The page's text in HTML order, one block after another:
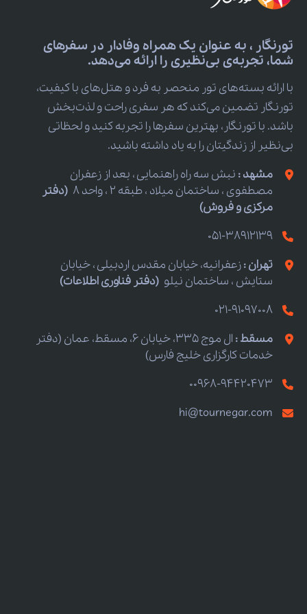
تورنگار ، به عنوان یک همراه وفادار در سفرهای
شما، تجربه‌ی بی‌نظیری را ارائه می‌دهد.
با ارائه بسته‌های تور منحصر به فرد و هتل‌های با کیفیت،
تورنگار تضمین می‌کند که هر سفری راحت و لذت‌بخش
باشد. با تورنگار، بهترین سفرها را تجربه کنید و لحظاتی
بی‌نظیر از زندگیتان را به یاد داشته باشید.
مشهد : نبش سه راه راهنمایی ، بعد از زعفران
مصطفوی ، ساختمان میلاد ، طبقه 2 ، واحد 8
(دفتر
مرکزی و فروش)
051-38912139
تهران :زعفرانیه، خیابان مقدس اردبیلی ، خیابان
ستایش ، ساختمان نیلو (دفتر فناوری اطلاعات)
021-91097008
مسقط :
ال موج 335، خیابان 6، مسقط، عمان (دفتر
خدمات کارگزاری خلیج فارس)
00968-94420473
hi@tournegar.com